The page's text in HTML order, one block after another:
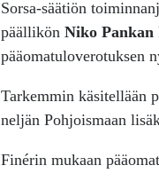
Sorsa-säätiön
päällikönNiko Pankan
pääomatuloverotuksen
Tarkemmin käsitellään
neljän Pohjoismaan
Finérin mukaan